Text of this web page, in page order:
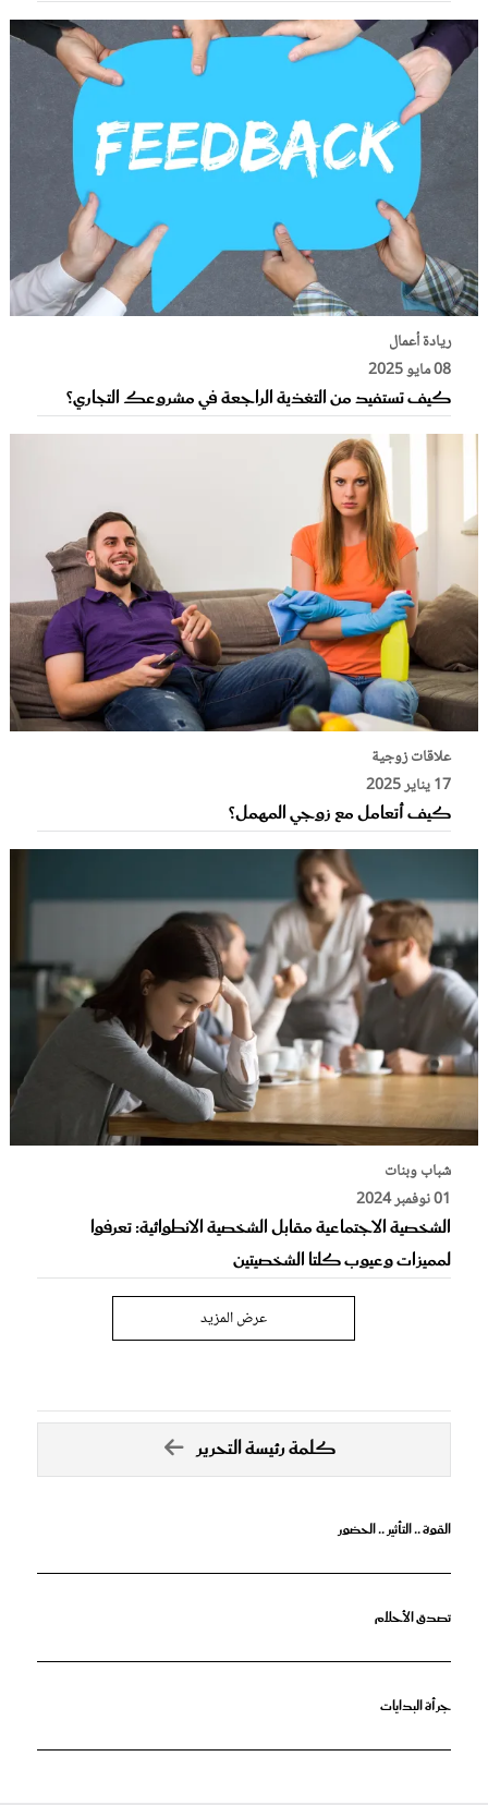
ريادة أعمال
08 مايو 2025
كيف تستفيد من التغذية الراجعة في مشروعك التجاري؟
علاقات زوجية
17 يناير 2025
كيف أتعامل مع زوجي المهمل؟
شباب وبنات
01 نوفمبر 2024
الشخصية الاجتماعية مقابل الشخصية الانطوائية: تعرفوا
لمميزات وعيوب كلتا الشخصيتين
عرض المزيد
كلمة رئيسة التحرير
القوة .. التأثير .. الحضور
تصدق الأحلام
جرأة البدايات